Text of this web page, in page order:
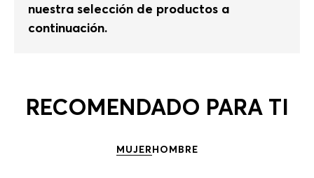
nuestra selección de productos a
continuación.
RECOMENDADO PARA TI
MUJERHOMBRE